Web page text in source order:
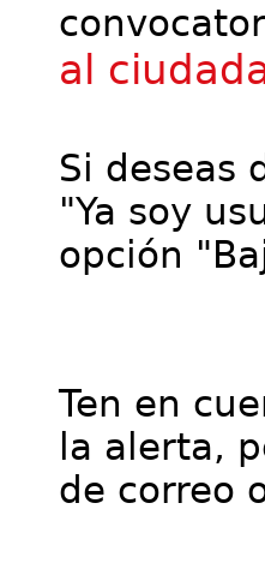
al
Si deseas
"Ya soy
opción
Ten en
la alerta,
de correo